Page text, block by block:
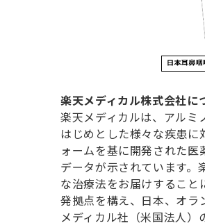
楽天メディカル株式会社に
楽天メディカルは、アルミ
はじめとした様々な疾患
ォームを基に開発された
データが示されています
な治療法をお届けするこ
発拠点を構え、日本、オラ
メディカル社（米国法人）